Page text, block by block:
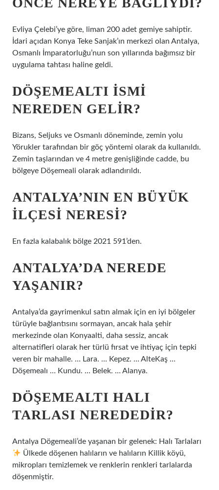
Evliya Çelebi’ye göre, liman 200 adet gemiye sahiptir.
İdari açıdan Konya Teke Sanjak’ın merkezi olan Antalya,
Osmanlı İmparatorluğu’nun son yıllarında bağımsız bir
uygulama tahtası haline geldi.
DÖŞEMEALTI ISMI
NEREDEN GELIR?
Bizans, Seljuks ve Osmanlı döneminde, zemin yolu
Yörukler tarafından bir göç yöntemi olarak da kullanıldı.
Zemin taşlarından ve 4 metre genişliğinde cadde, bu
bölgeye Döşemeali olarak adlandırıldı.
ANTALYA’NIN EN BÜYÜK
ILÇESI NERESI?
En fazla kalabalık bölge 2021 591’den.
ANTALYA’DA NEREDE
YAŞANIR?
Antalya’da gayrimenkul satın almak için en iyi bölgeler
türüyle bağlantısını sormayan, ancak hala şehir
merkezinde olan Konyaalti, daha sessiz, ancak
alternatifleri olarak her türlü fırsat ve ihtiyaç için tepki
veren bir mahalle. … Lara. … Kepez. … AlteKaş …
Döşemealı … Kundu. … Belek. … Alanya.
DÖŞEMEALTI HALI
TARLASI NEREDEDIR?
Antalya Dögemeali’de yaşanan bir gelenek: Halı Tarlaları
Ülkede döşenen halıların ve halıların Killik köyü,
mikropları temizlemek ve renklerin renkleri tarlalarda
döşenmiştir.